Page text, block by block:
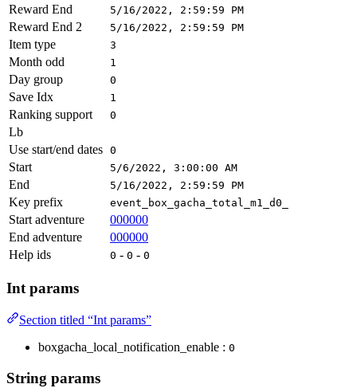
Reward End 5/16/2022, 2:59:59 PM
Reward End 2 5/16/2022, 2:59:59 PM
Item type 3
Month odd 1
Day group 0
Save Idx 1
Ranking support 0
Lb
Use start/end dates 0
Start 5/6/2022, 3:00:00 AM
End 5/16/2022, 2:59:59 PM
Key prefix event_box_gacha_total_m1_d0_
Start adventure
000000
End adventure
000000
Help ids
0 - 0 - 0
Int params
Section titled “Int params”
boxgacha_local_notification_enable : 0
String params